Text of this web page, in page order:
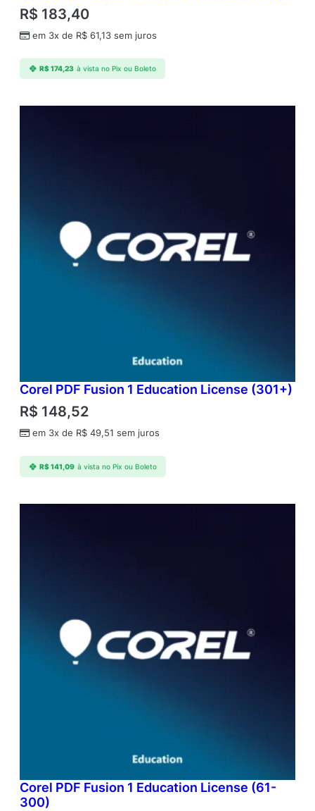
R$ 183,40
em 3x de R$ 61,13 sem juros
R$174,23 à vista no Pix ou Boleto
Corel PDF Fusion 1 Education License (301+)
R$ 148,52
em 3x de R$ 49,51 sem juros
R$141,09 à vista no Pix ou Boleto
Corel PDF Fusion 1 Education License (61-
300)